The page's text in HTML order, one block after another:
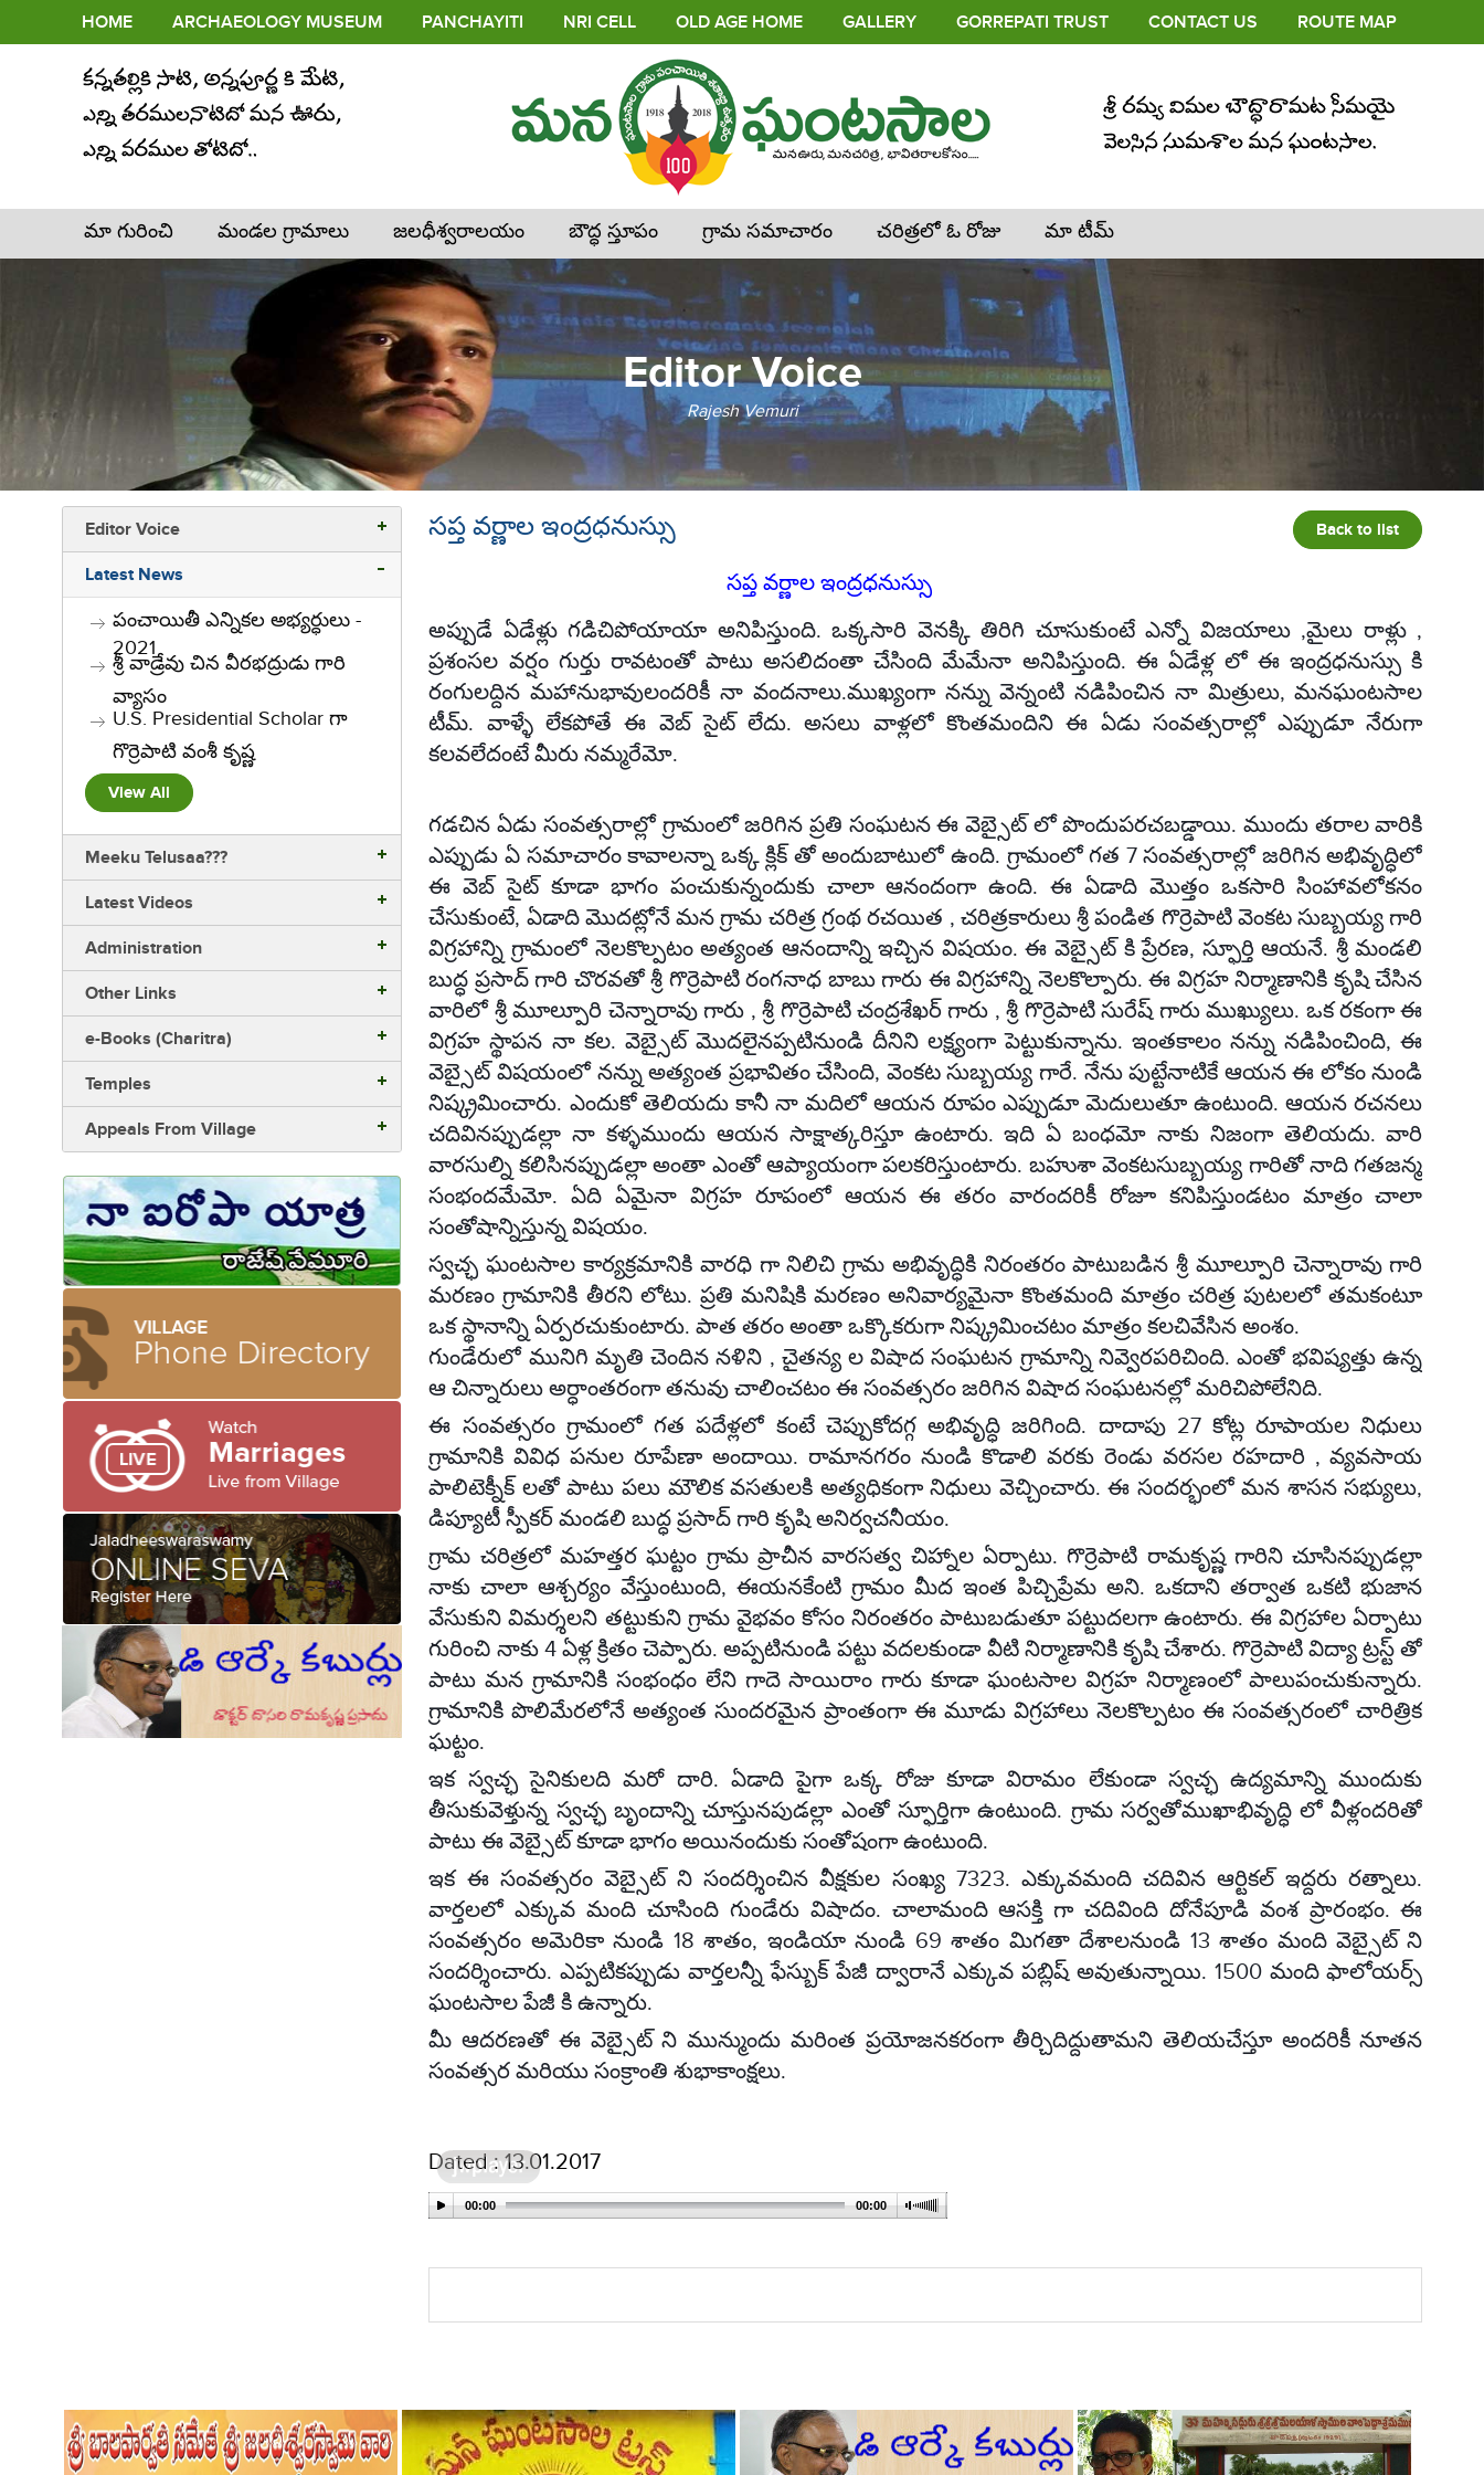
HOME ARCHAEOLOGY MUSEUM PANCHAYITI NRI CELL OLD AGE HOME GALLERY GORREPATI TRUST CONTACT US ROUTE MAP
మా గురించి మండల గ్రామాలు జలధీశ్వరాలయం బౌద్ధ స్తూపం గ్రామ సమాచారం చరిత్రలో ఓ రోజు మా టీమ్
Editor Voice
Rajesh Vemuri
Editor Voice
Latest News
పంచాయితీ ఎన్నికల అభ్యర్ధులు -
2021
శ్రీ వాడ్రేవు చిన వీరభద్రుడు గారి
వ్యాసం
U.S. Presidential Scholar గా
గొర్రెపాటి వంశీ కృష్ణ
View All
Meeku Telusaa???
Latest Videos
Administration
Other Links
e-Books (Charitra)
Temples
Appeals From Village
సప్త వర్ణాల ఇంద్రధనుస్సు Back to list
సప్త వర్ణాల ఇంద్రధనుస్సు
అప్పుడే ఏడేళ్లు గడిచిపోయాయా అనిపిస్తుంది. ఒక్కసారి వెనక్కి తిరిగి చూసుకుంటే ఎన్నో విజయాలు ,మైలు రాళ్లు ,
ప్రశంసల వర్షం గుర్తు రావటంతో పాటు అసలిదంతా చేసింది మేమేనా అనిపిస్తుంది. ఈ ఏడేళ్ల లో ఈ ఇంద్రధనుస్సు కి
రంగులద్దిన మహానుభావులందరికీ నా వందనాలు.ముఖ్యంగా నన్ను వెన్నంటి నడిపించిన నా మిత్రులు, మనఘంటసాల
టీమ్. వాళ్ళే లేకపోతే ఈ వెబ్ సైట్ లేదు. అసలు వాళ్లలో కొంతమందిని ఈ ఏడు సంవత్సరాల్లో ఎప్పుడూ నేరుగా
కలవలేదంటే మీరు నమ్మరేమో.
గడచిన ఏడు సంవత్సరాల్లో గ్రామంలో జరిగిన ప్రతి సంఘటన ఈ వెబ్సైట్ లో పొందుపరచబడ్డాయి. ముందు తరాల వారికి
ఎప్పుడు ఏ సమాచారం కావాలన్నా ఒక్క క్లిక్ తో అందుబాటులో ఉంది. గ్రామంలో గత 7 సంవత్సరాల్లో జరిగిన అభివృద్ధిలో
ఈ వెబ్ సైట్ కూడా భాగం పంచుకున్నందుకు చాలా ఆనందంగా ఉంది. ఈ ఏడాది మొత్తం ఒకసారి సింహావలోకనం
చేసుకుంటే, ఏడాది మొదట్లోనే మన గ్రామ చరిత్ర గ్రంథ రచయిత , చరిత్రకారులు శ్రీ పండిత గొర్రెపాటి వెంకట సుబ్బయ్య గారి
విగ్రహాన్ని గ్రామంలో నెలకొల్పటం అత్యంత ఆనందాన్ని ఇచ్చిన విషయం. ఈ వెబ్సైట్ కి ప్రేరణ, స్ఫూర్తి ఆయనే. శ్రీ మండలి
బుద్ధ ప్రసాద్ గారి చొరవతో శ్రీ గొర్రెపాటి రంగనాధ బాబు గారు ఈ విగ్రహాన్ని నెలకొల్పారు. ఈ విగ్రహ నిర్మాణానికి కృషి చేసిన
వారిలో శ్రీ మూల్పూరి చెన్నారావు గారు , శ్రీ గొర్రెపాటి చంద్రశేఖర్ గారు , శ్రీ గొర్రెపాటి సురేష్ గారు ముఖ్యులు. ఒక రకంగా ఈ
విగ్రహ స్థాపన నా కల. వెబ్సైట్ మొదలైనప్పటినుండి దీనిని లక్ష్యంగా పెట్టుకున్నాను. ఇంతకాలం నన్ను నడిపించింది, ఈ
వెబ్సైట్ విషయంలో నన్ను అత్యంత ప్రభావితం చేసింది, వెంకట సుబ్బయ్య గారే. నేను పుట్టేనాటికే ఆయన ఈ లోకం నుండి
నిష్క్రమించారు. ఎందుకో తెలియదు కానీ నా మదిలో ఆయన రూపం ఎప్పుడూ మెదులుతూ ఉంటుంది. ఆయన రచనలు
చదివినప్పుడల్లా నా కళ్ళముందు ఆయన సాక్షాత్కరిస్తూ ఉంటారు. ఇది ఏ బంధమో నాకు నిజంగా తెలియదు. వారి
వారసుల్ని కలిసినప్పుడల్లా అంతా ఎంతో ఆప్యాయంగా పలకరిస్తుంటారు. బహుశా వెంకటసుబ్బయ్య గారితో నాది గతజన్మ
సంభందమేమో. ఏది ఏమైనా విగ్రహ రూపంలో ఆయన ఈ తరం వారందరికీ రోజూ కనిపిస్తుండటం మాత్రం చాలా
సంతోషాన్నిస్తున్న విషయం.
స్వచ్ఛ ఘంటసాల కార్యక్రమానికి వారధి గా నిలిచి గ్రామ అభివృద్ధికి నిరంతరం పాటుబడిన శ్రీ మూల్పూరి చెన్నారావు గారి
మరణం గ్రామానికి తీరని లోటు. ప్రతి మనిషికి మరణం అనివార్యమైనా కొంతమంది మాత్రం చరిత్ర పుటలలో తమకంటూ
ఒక స్థానాన్ని ఏర్పరచుకుంటారు. పాత తరం అంతా ఒక్కొకరుగా నిష్క్రమించటం మాత్రం కలచివేసిన అంశం.
గుండేరులో మునిగి మృతి చెందిన నళిని , చైతన్య ల విషాద సంఘటన గ్రామాన్ని నివ్వెరపరిచింది. ఎంతో భవిష్యత్తు ఉన్న
ఆ చిన్నారులు అర్ధాంతరంగా తనువు చాలించటం ఈ సంవత్సరం జరిగిన విషాద సంఘటనల్లో మరిచిపోలేనిది.
ఈ సంవత్సరం గ్రామంలో గత పదేళ్లలో కంటే చెప్పుకోదగ్గ అభివృద్ధి జరిగింది. దాదాపు 27 కోట్ల రూపాయల నిధులు
గ్రామానికి వివిధ పనుల రూపేణా అందాయి. రామానగరం నుండి కొడాలి వరకు రెండు వరసల రహదారి , వ్యవసాయ
పాలిటెక్నీక్ లతో పాటు పలు మౌలిక వసతులకి అత్యధికంగా నిధులు వెచ్చించారు. ఈ సందర్భంలో మన శాసన సభ్యులు,
డిప్యూటీ స్పీకర్ మండలి బుద్ధ ప్రసాద్ గారి కృషి అనిర్వచనీయం.
గ్రామ చరిత్రలో మహత్తర ఘట్టం గ్రామ ప్రాచీన వారసత్వ చిహ్నాల ఏర్పాటు. గొర్రెపాటి రామకృష్ణ గారిని చూసినప్పుడల్లా
నాకు చాలా ఆశ్చర్యం వేస్తుంటుంది, ఈయనకేంటి గ్రామం మీద ఇంత పిచ్చిప్రేమ అని. ఒకదాని తర్వాత ఒకటి భుజాన
వేసుకుని విమర్శలని తట్టుకుని గ్రామ వైభవం కోసం నిరంతరం పాటుబడుతూ పట్టుదలగా ఉంటారు. ఈ విగ్రహాల ఏర్పాటు
గురించి నాకు 4 ఏళ్ల క్రితం చెప్పారు. అప్పటినుండి పట్టు వదలకుండా వీటి నిర్మాణానికి కృషి చేశారు. గొర్రెపాటి విద్యా ట్రస్ట్ తో
పాటు మన గ్రామానికి సంభంధం లేని గాదె సాయిరాం గారు కూడా ఘంటసాల విగ్రహ నిర్మాణంలో పాలుపంచుకున్నారు.
గ్రామానికి పొలిమేరలోనే అత్యంత సుందరమైన ప్రాంతంగా ఈ మూడు విగ్రహాలు నెలకొల్పటం ఈ సంవత్సరంలో చారిత్రిక
ఘట్టం.
ఇక స్వచ్ఛ సైనికులది మరో దారి. ఏడాది పైగా ఒక్క రోజు కూడా విరామం లేకుండా స్వచ్ఛ ఉద్యమాన్ని ముందుకు
తీసుకువెళ్తున్న స్వచ్ఛ బృందాన్ని చూస్తునపుడల్లా ఎంతో స్ఫూర్తిగా ఉంటుంది. గ్రామ సర్వతోముఖాభివృద్ధి లో వీళ్లందరితో
పాటు ఈ వెబ్సైట్ కూడా భాగం అయినందుకు సంతోషంగా ఉంటుంది.
ఇక ఈ సంవత్సరం వెబ్సైట్ ని సందర్శించిన వీక్షకుల సంఖ్య 7323. ఎక్కువమంది చదివిన ఆర్టికల్ ఇద్దరు రత్నాలు.
వార్తలలో ఎక్కువ మంది చూసింది గుండేరు విషాదం. చాలామంది ఆసక్తి గా చదివింది దోనేపూడి వంశ ప్రారంభం. ఈ
సంవత్సరం అమెరికా నుండి 18 శాతం, ఇండియా నుండి 69 శాతం మిగతా దేశాలనుండి 13 శాతం మంది వెబ్సైట్ ని
సందర్శించారు. ఎప్పటికప్పుడు వార్తలన్నీ ఫేస్బుక్ పేజీ ద్వారానే ఎక్కువ పబ్లిష్ అవుతున్నాయి. 1500 మంది ఫాలోయర్స్
ఘంటసాల పేజీ కి ఉన్నారు.
మీ ఆదరణతో ఈ వెబ్సైట్ ని మున్ముందు మరింత ప్రయోజనకరంగా తీర్చిదిద్దుతామని తెలియచేస్తూ అందరికీ నూతన
సంవత్సర మరియు సంక్రాంతి శుభాకాంక్షలు.
Dated : 13.01.2017
The video could not be loaded, either because the server or network
failed or because the format is not supported:
https://managhantasala.net/audiofile
00:00 00:00